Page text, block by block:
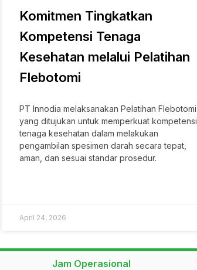
Komitmen Tingkatkan
Kompetensi Tenaga
Kesehatan melalui Pelatihan
Flebotomi
PT Innodia melaksanakan Pelatihan Flebotomi
yang ditujukan untuk memperkuat kompetensi
tenaga kesehatan dalam melakukan
pengambilan spesimen darah secara tepat,
aman, dan sesuai standar prosedur.
April 24, 2026
Jam Operasional